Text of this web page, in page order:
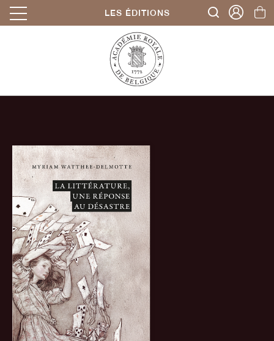
LES ÉDITIONS